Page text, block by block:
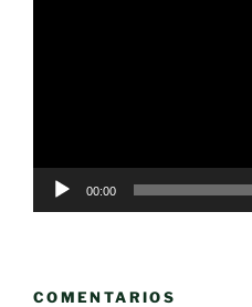
00:00
COMENTARIOS